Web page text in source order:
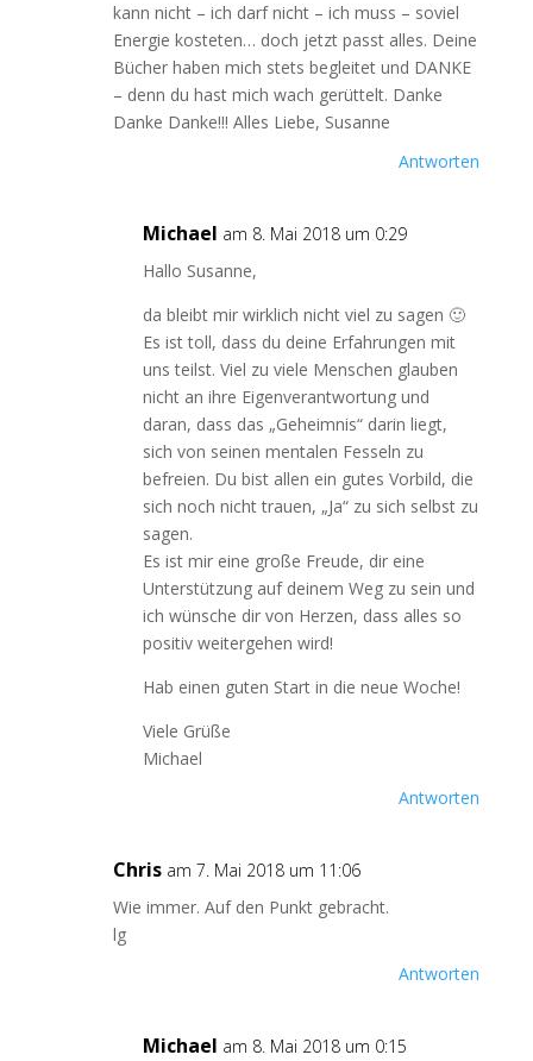
kann nicht – ich darf nicht – ich muss – soviel
Energie kosteten… doch jetzt passt alles. Deine
Bücher haben mich stets begleitet und DANKE
– denn du hast mich wach gerüttelt. Danke
Danke Danke!!! Alles Liebe, Susanne
Antworten
Michael am 8. Mai 2018 um 0:29
Hallo Susanne,
da bleibt mir wirklich nicht viel zu sagen 🙂
Es ist toll, dass du deine Erfahrungen mit
uns teilst. Viel zu viele Menschen glauben
nicht an ihre Eigenverantwortung und
daran, dass das „Geheimnis“ darin liegt,
sich von seinen mentalen Fesseln zu
befreien. Du bist allen ein gutes Vorbild, die
sich noch nicht trauen, „Ja“ zu sich selbst zu
sagen.
Es ist mir eine große Freude, dir eine
Unterstützung auf deinem Weg zu sein und
ich wünsche dir von Herzen, dass alles so
positiv weitergehen wird!
Hab einen guten Start in die neue Woche!
Viele Grüße
Michael
Antworten
Chris am 7. Mai 2018 um 11:06
Wie immer. Auf den Punkt gebracht.
lg
Antworten
Michael am 8. Mai 2018 um 0:15